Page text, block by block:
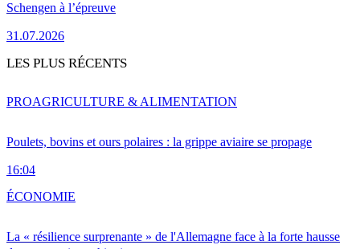
Schengen à l’épreuve
31.07.2026
LES PLUS RÉCENTS
Poulets, bovins et ours polaires : la grippe aviaire se propage
16:04
PROAGRICULTURE & ALIMENTATION
La « résilience surprenante » de l'Allemagne face à la forte hausse
ÉCONOMIE